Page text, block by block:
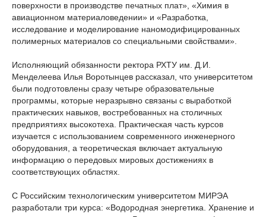
поверхности в производстве печатных плат», «Химия в
авиационном материаловедении» и «Разработка,
исследование и моделирование наномодифицированных
полимерных материалов со специальными свойствами».
Исполняющий обязанности ректора РХТУ им. Д.И.
Менделеева Илья Воротынцев рассказал, что университетом
были подготовлены сразу четыре образовательные
программы, которые неразрывно связаны с выработкой
практических навыков, востребованных на столичных
предприятиях высокотеха. Практическая часть курсов
изучается с использованием современного инженерного
оборудования, а теоретическая включает актуальную
информацию о передовых мировых достижениях в
соответствующих областях.
С Российским технологическим университетом МИРЭА
разработали три курса: «Водородная энергетика. Хранение и